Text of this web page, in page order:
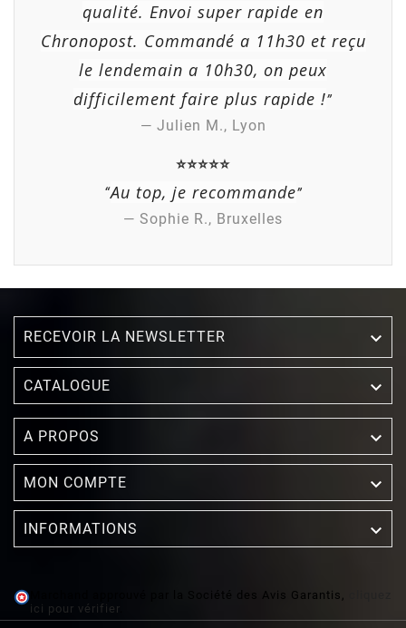
qualité. Envoi super rapide en
Chronopost. Commandé a 11h30 et reçu
le lendemain a 10h30, on peux
difficilement faire plus rapide !”
— Julien M., Lyon
⭐⭐⭐⭐⭐
“Au top, je recommande”
— Sophie R., Bruxelles
RECEVOIR LA NEWSLETTER 
CATALOGUE 
A PROPOS 
MON COMPTE 
INFORMATIONS 
Marchand approuvé par la Société des Avis Garantis,
ici pour vérifier